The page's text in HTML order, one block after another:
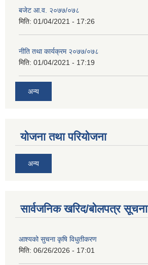
बजेट आ.व. २०७७/०७८
मिति: 01/04/2021 - 17:26
नीति तथा कार्यक्रम २०७७/०७८
मिति: 01/04/2021 - 17:19
अन्य
योजना तथा परियोजना
अन्य
सार्वजनिक खरिद/बोलपत्र सूचना
आश्यको सुचना कृषि विधुतीकरण
मिति: 06/26/2026 - 17:01